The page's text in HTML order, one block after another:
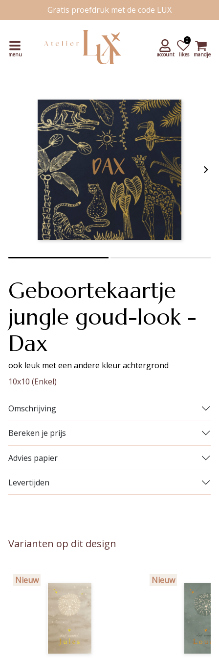
Gratis proefdruk met de code LUX
Snelle levering
Unieke handgetekende kaartjes
menu account likes
0
mandje
Geboortekaartje
jungle goud-look -
Dax
ook leuk met een andere kleur achtergrond
10x10 (Enkel)
Omschrijving
Bereken je prijs
Advies papier
Levertijden
Varianten op dit design
Nieuw Nieuw